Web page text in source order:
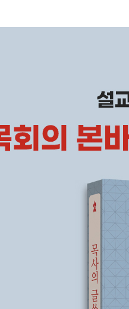
시대 목회의 핵심 콘텐츠: 미
줄기세포: 목사의 인생 설계
렇게 시작하라! 6가지 일상 글
생각을 훈련하는 브레인스토밍
흘러가는 정보를 저장하는 메모
신앙과 삶의 의문을 살피고 탐
살며 사랑하며 배우며 나누는
세상을 돌아보는 이슈 글쓰기
렇게 지속하라! 6가지 실전 목
말이 된 글, 설교 글쓰기
신앙의 질을 높여 가는 키워드
성경과 삶을 연결하는 성경 교